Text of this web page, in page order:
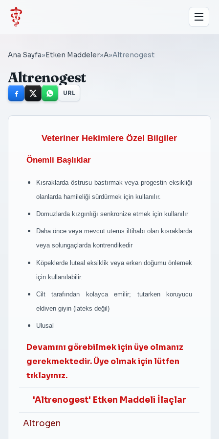
Ana Sayfa» Etken Maddeler»A»Altrenogest
Altrenogest
URL
Veteriner Hekimlere Özel Bilgiler
Önemli Başlıklar
Kısraklarda östrusu bastırmak veya progestin eksikliği
olanlarda hamileliği sürdürmek için kullanılır.
Domuzlarda kızgınlığı senkronize etmek için kullanılır
Daha önce veya mevcut uterus iltihabı olan kısraklarda
veya solungaçlarda kontrendikedir
Köpeklerde luteal eksiklik veya erken doğumu önlemek
için kullanılabilir.
Cilt tarafından kolayca emilir; tutarken koruyucu
eldiven giyin (lateks değil)
Ulusal
Devamını görebilmek için üye olmanız
gerekmektedir. Üye olmak için lütfen
tıklayınız.
'Altrenogest' Etken Maddeli İlaçlar
Altrogen